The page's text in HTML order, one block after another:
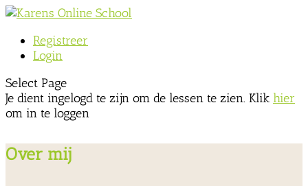
Registreer
Login
Select Page
Je dient ingelogd te zijn om de lessen te zien. Klik hier
om in te loggen
Over mij